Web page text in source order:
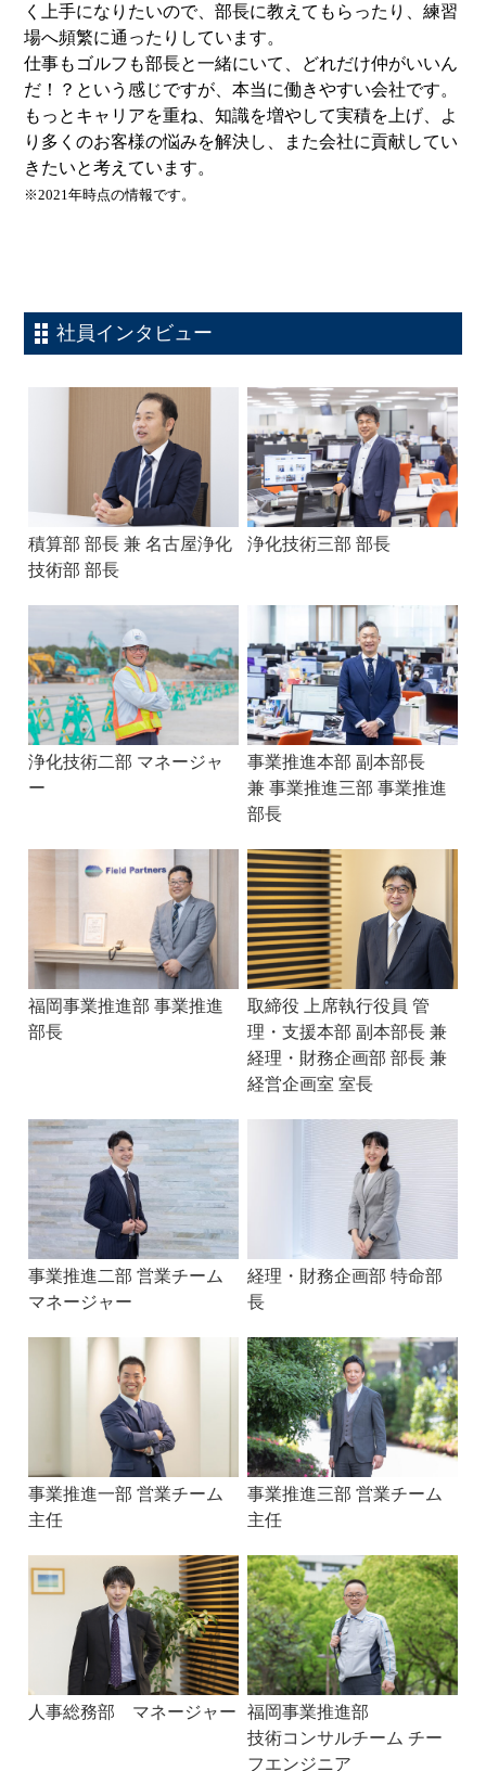
く上手になりたいので、部長に教えてもらったり、練習
場へ頻繁に通ったりしています。
仕事もゴルフも部長と一緒にいて、どれだけ仲がいいん
だ！？という感じですが、本当に働きやすい会社です。
もっとキャリアを重ね、知識を増やして実積を上げ、よ
り多くのお客様の悩みを解決し、また会社に貢献してい
きたいと考えています。
※2021年時点の情報です。
社員インタビュー
積算部 部長 兼 名古屋浄化
技術部 部長
浄化技術三部 部長
浄化技術二部 マネージャ
ー
事業推進本部 副本部長
兼 事業推進三部 事業推進
部長
福岡事業推進部 事業推進
部長
取締役 上席執行役員 管
理・支援本部 副本部長 兼
経理・財務企画部 部長 兼
経営企画室 室長
事業推進二部 営業チーム
マネージャー
経理・財務企画部 特命部
長
事業推進一部 営業チーム
主任
事業推進三部 営業チーム
主任
人事総務部 マネージャー
福岡事業推進部
技術コンサルチーム チー
フエンジニア